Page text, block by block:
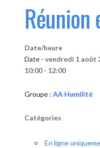
Date/heure
Date - vendredi 1 août
10:00 - 12:00
Groupe : AA Humilité
Catégories
En ligne